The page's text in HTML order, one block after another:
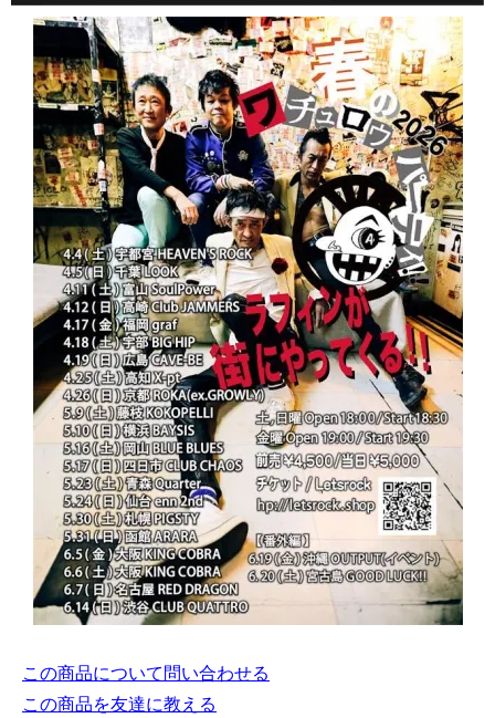
この商品について問い合わせる
この商品を友達に教える